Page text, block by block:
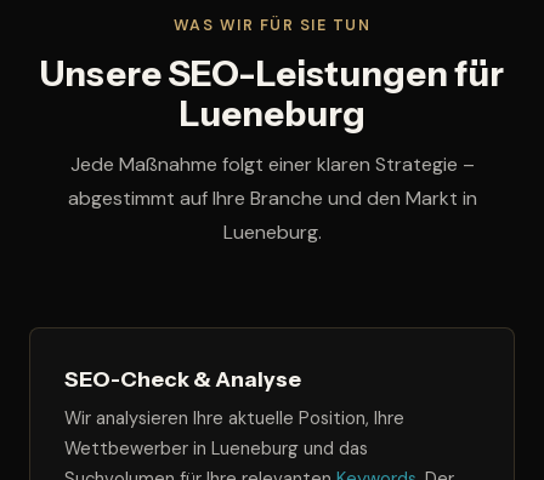
WAS WIR FÜR SIE TUN
Unsere SEO-Leistungen für
Lueneburg
Jede Maßnahme folgt einer klaren Strategie –
abgestimmt auf Ihre Branche und den Markt in
Lueneburg.
SEO-Check & Analyse
Wir analysieren Ihre aktuelle Position, Ihre
Wettbewerber in Lueneburg und das